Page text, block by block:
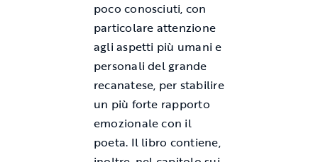
poco conosciuti, con
particolare attenzione
agli aspetti più umani e
personali del grande
recanatese, per stabilire
un più forte rapporto
emozionale con il
poeta. Il libro contiene,